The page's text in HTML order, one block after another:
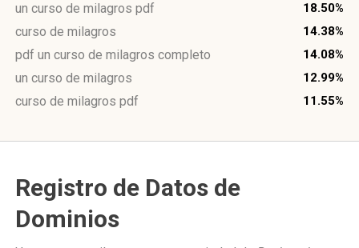
un curso de milagros pdf 18.50%
curso de milagros 14.38%
pdf un curso de milagros completo 14.08%
un curso de milagros 12.99%
curso de milagros pdf 11.55%
Registro de Datos de
Dominios